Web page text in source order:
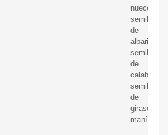
nueces,
semillas
de
semillas
de
calabaza,
semillas
de
girasol,
maní